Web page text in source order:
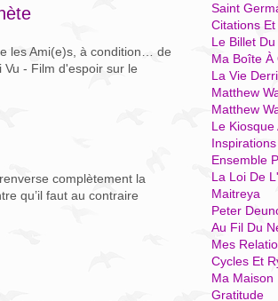
les Ami(e)s, à condition… de
- Film d'espoir sur le
complètement la
qu’il faut au contraire
Saint
Citations
Le Billet
Ma Boîte À
La Vie
Matthew
Matthew
Le
Ensemble
La Loi De
Maitreya
Peter
Au Fil Du
Mes
Cycles Et
Ma Maison
Gratitude